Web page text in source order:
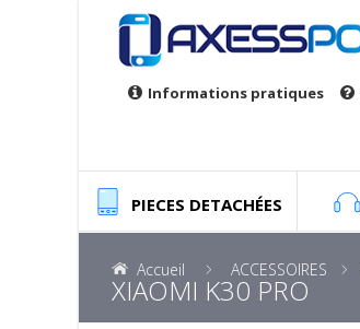
Informations pratiques
PIECES DETACHÉES
Accueil ACCESSOIRES
XIAOMI K30 PRO